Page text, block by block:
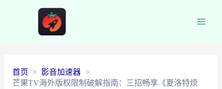
首页
影音加速器
芒果TV海外版权限制破解指南：三招畅享《夏洛特烦